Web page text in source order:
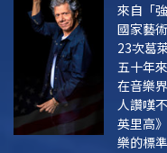
來自「
國家藝
23次葛
五十年
在音樂
人讚嘆
英里高
樂的標